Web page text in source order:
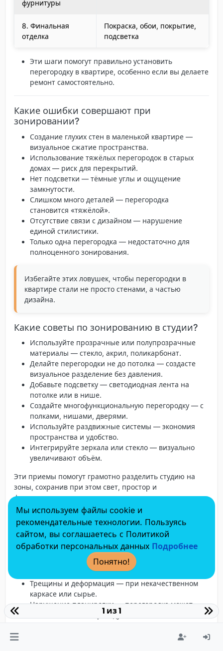
фурнитуры
8. Финальная
отделка
Покраска, обои, покрытие,
подсветка
Эти шаги помогут правильно установить
перегородку в квартире, особенно если вы делаете
ремонт самостоятельно.
Какие ошибки совершают при
зонировании?
Создание глухих стен в маленькой квартире —
визуальное сжатие пространства.
Использование тяжёлых перегородок в старых
домах — риск для перекрытий.
Нет подсветки — тёмные углы и ощущение
замкнутости.
Слишком много деталей — перегородка
становится «тяжёлой».
Отсутствие связи с дизайном — нарушение
единой стилистики.
Только одна перегородка — недостаточно для
полноценного зонирования.
Избегайте этих ловушек, чтобы перегородки в
квартире стали не просто стенами, а частью
дизайна.
Какие советы по зонированию в студии?
Используйте прозрачные или полупрозрачные
материалы — стекло, акрил, поликарбонат.
Делайте перегородки не до потолка — создасте
визуальное разделение без давления.
Добавьте подсветку — светодиодная лента на
потолке или в нише.
Создайте многофункциональную перегородку — с
полками, нишами, дверями.
Используйте раздвижные системы — экономия
пространства и удобство.
Интегрируйте зеркала или стекло — визуально
увеличивают объём.
Эти приемы помогут грамотно разделить студию на
зоны, сохранив при этом свет, простор и
функциональность.
Какие проблемы возникают при
установке?
Протекающая конструкция— особенно при
использовании в ванной или кухне.
— при плохой звукоизоляции.
Трещины и деформация — при некачественном
каркасе или сырье.
Нарушение планировки— перегородка может
мешать мебели и проходу.
1 из 1
Мы используем файлы cookie и
рекомендательные технологии. Пользуясь
сайтом, вы соглашаетесь с Политикой
обработки персональных данных Подробнее
Понятно!